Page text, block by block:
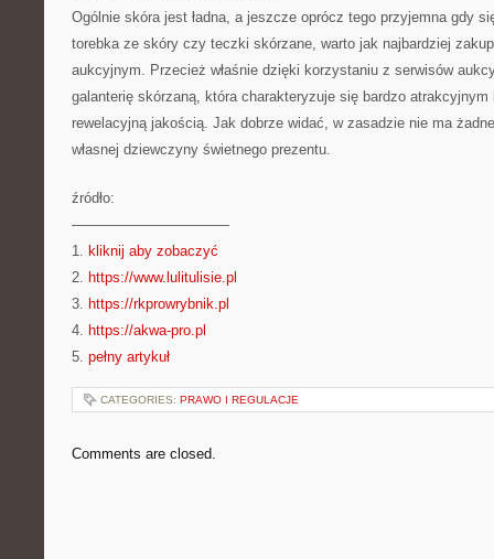
Ogólnie skóra jest ładna, a jeszcze oprócz tego przyjemna gdy
torebka ze skóry czy teczki skórzane, warto jak najbardziej
aukcyjnym. Przecież właśnie dzięki korzystaniu z serwisów
galanterię skórzaną, która charakteryzuje się bardzo
rewelacyjną jakością. Jak dobrze widać, w zasadzie nie ma
własnej dziewczyny świetnego prezentu.
źródło:
———————————
1. kliknij aby zobaczyć
2. https://www.lulitulisie.pl
3. https://rkprowrybnik.pl
4. https://akwa-pro.pl
5. pełny artykuł
CATEGORIES: PRAWO I REGULACJE
Comments are closed.